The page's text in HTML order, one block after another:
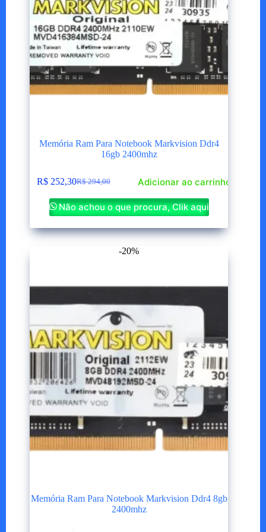
Memória Ram Para Notebook Markvision Ddr4
16gb 2400mhz
R$294,00
O
preço
original
era:
R$ 294,00.
R$252,30O
preço
atual
é:
R$ 252,30.
Adicionar ao carrinho
Não achou o que procura, Clik aqui
-20%
Memória Ram Para Notebook Markvision Ddr4 8gb
2400mhz